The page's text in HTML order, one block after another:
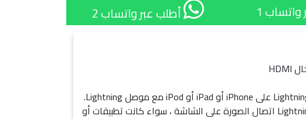
1 أطلب عبر واتساب 2
استخدم Lightning TO HDMI على iPhone أو iPad أو iPod مع موصل Lightning.
يدعم كابل Lightning HDMI اتصال الصورة على الشاشة ، سواء كانت تطبيقات أو